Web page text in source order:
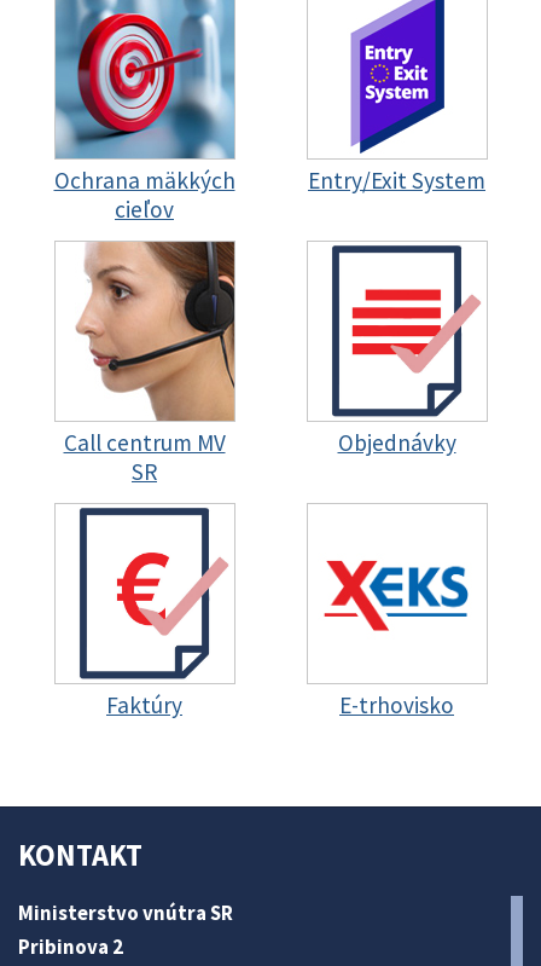
Ochrana mäkkých
cieľov
Entry/Exit System
Call centrum MV
SR
Objednávky
Faktúry E-trhovisko
KONTAKT
Ministerstvo vnútra SR
Pribinova 2